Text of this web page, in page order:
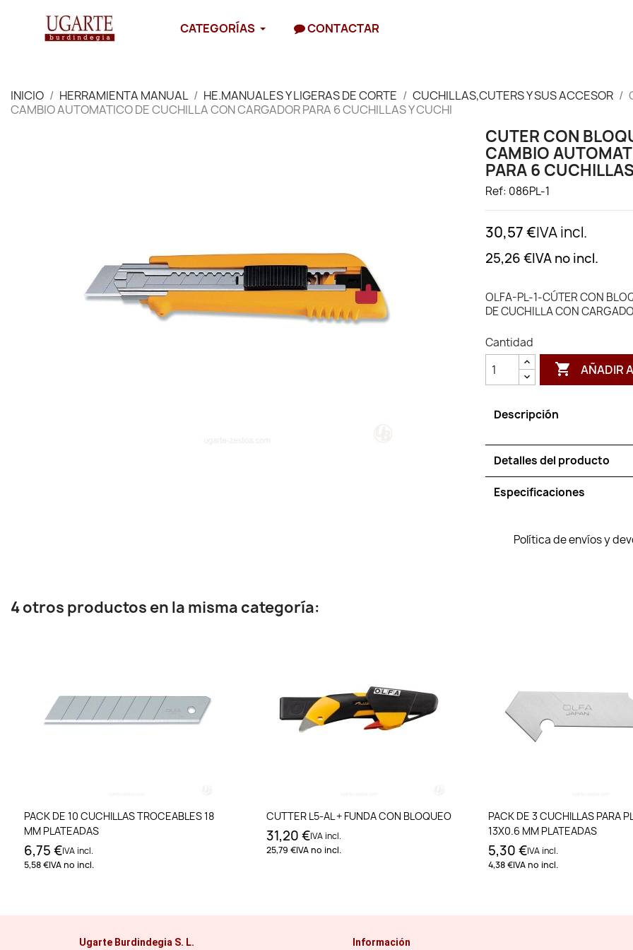
CATEGORÍAS CONTACTAR
INICIO HERRAMIENTA MANUAL HE.MANUALES Y LIGERAS DE CORTE CUCHILLAS,CUTERS Y SUS ACCESOR
CAMBIO AUTOMATICO DE CUCHILLA CON CARGADOR PARA 6 CUCHILLAS Y CUCHI
CUTER CON
CAMBIO
PARA 6
Ref: 086PL-1
30,57 €IVA incl.
25,26 €IVA no incl.
OLFA-PL-1-CÚTER CON
DE CUCHILLA CON
Cantidad
 AÑADIR
Descripción
Detalles del producto
Especificaciones
Política de envíos y
4 otros productos en la misma categoría:
Añadir al carrito
PACK DE 10 CUCHILLAS TROCEABLES 18
MM PLATEADAS
6,75 €IVA incl.
5,58 €IVA no incl.
Añadir al carrito
CUTTER L5-AL + FUNDA CON BLOQUEO
31,20 €IVA incl.
25,79 €IVA no incl.
Añadir al
PACK DE 3 CUCHILLAS PARA
13X0.6 MM PLATEADAS
5,30 €IVA incl.
4,38 €IVA no incl.
Ugarte Burdindegia S. L. Información